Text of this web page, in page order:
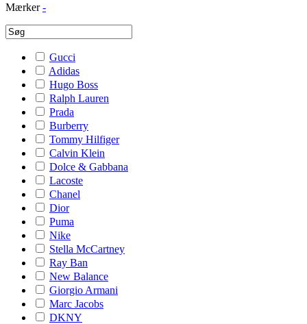
Mærker -
Gucci
Adidas
Hugo Boss
Ralph Lauren
Prada
Burberry
Tommy Hilfiger
Calvin Klein
Dolce & Gabbana
Lacoste
Chanel
Dior
Puma
Nike
Stella McCartney
Ray Ban
New Balance
Giorgio Armani
Marc Jacobs
DKNY